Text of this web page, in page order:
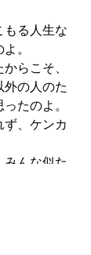
る人生な
。
らこそ、
外の人のた
たのよ。
、ケンカ
みんな似た